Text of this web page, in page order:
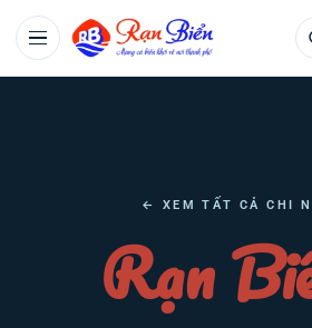
← XEM TẤT CẢ CHI
Rạn